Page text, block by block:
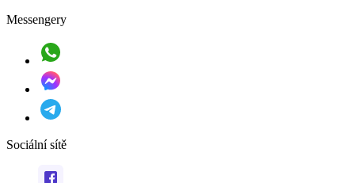
Messengery
Sociální sítě